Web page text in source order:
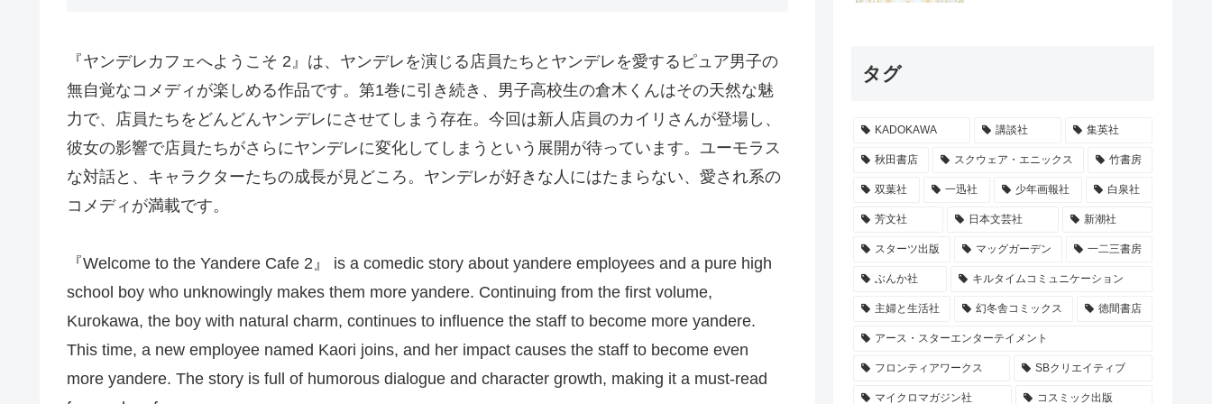
『ヤンデレカフェへようこそ 2』は、ヤンデレを演じる店員たちとヤンデレを愛するピュア男子の
無自覚なコメディが楽しめる作品です。第1巻に引き続き、男子高校生の倉木くんはその天然な魅
力で、店員たちをどんどんヤンデレにさせてしまう存在。今回は新人店員のカイリさんが登場し、
彼女の影響で店員たちがさらにヤンデレに変化してしまうという展開が待っています。ユーモラス
な対話と、キャラクターたちの成長が見どころ。ヤンデレが好きな人にはたまらない、愛され系の
コメディが満載です。
『Welcome to the Yandere Cafe 2』 is a comedic story about yandere employees and a pure high
school boy who unknowingly makes them more yandere. Continuing from the first volume,
Kurokawa, the boy with natural charm, continues to influence the staff to become more yandere.
This time, a new employee named Kaori joins, and her impact causes the staff to become even
more yandere. The story is full of humorous dialogue and character growth, making it a must-read
タグ
KADOKAWA 講談社 集英社
秋田書店 スクウェア・エニックス 竹書房
双葉社 一迅社 少年画報社 白泉社
芳文社 日本文芸社 新潮社
スターツ出版 マッグガーデン 一二三書房
ぶんか社 キルタイムコミュニケーション
主婦と生活社 幻冬舎コミックス 徳間書店
アース・スターエンターテイメント
フロンティアワークス SBクリエイティブ
マイクロマガジン社 コスミック出版